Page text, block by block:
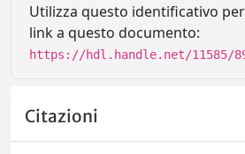
Utilizza questo identificativo
link a questo documento:
https://hdl.handle.net/11585/
Citazioni